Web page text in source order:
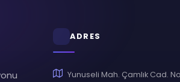
ADRES
Yunuseli Mah. Çamlık Cad.